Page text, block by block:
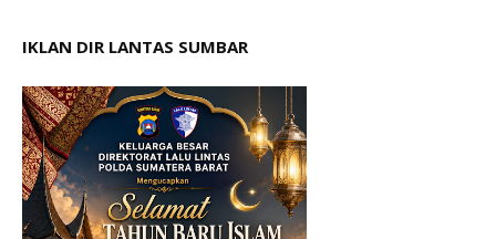
IKLAN DIR LANTAS SUMBAR